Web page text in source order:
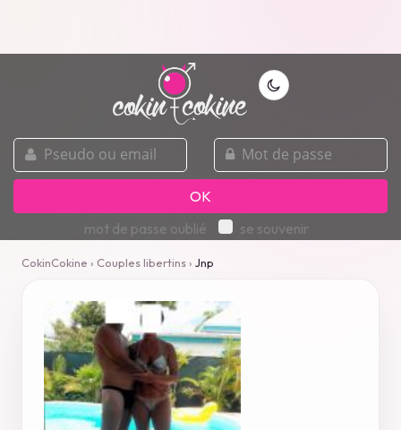
pseudo
ou
email
mot
de
passe
OK
mot de passe oublié
se souvenir
CokinCokine › Couples libertins› Jnp